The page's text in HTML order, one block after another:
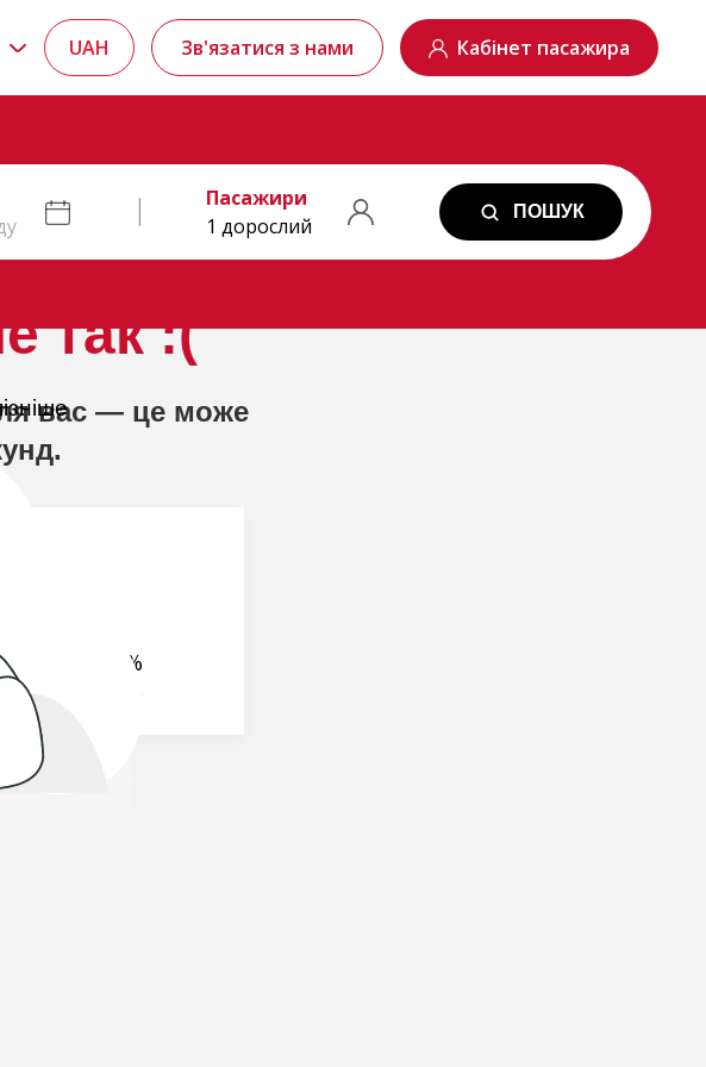
так :(
UAH Зв'язатися з нами Кабінет пасажира
Пасажири
1 дорослий
ПОШУК
вас — це може
19%